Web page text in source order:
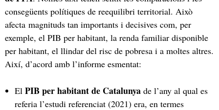
consegüents polítiques de reequilibri territorial. Això
afecta magnituds tan importants i decisives com, per
exemple, el PIB per habitant, la renda familiar disponible
per habitant, el llindar del risc de pobresa i a moltes altres.
Així, d’acord amb l’informe esmentat:
El PIB per habitant de Catalunya de l’any al qual es
referia l’estudi referenciat (2021) era, en termes